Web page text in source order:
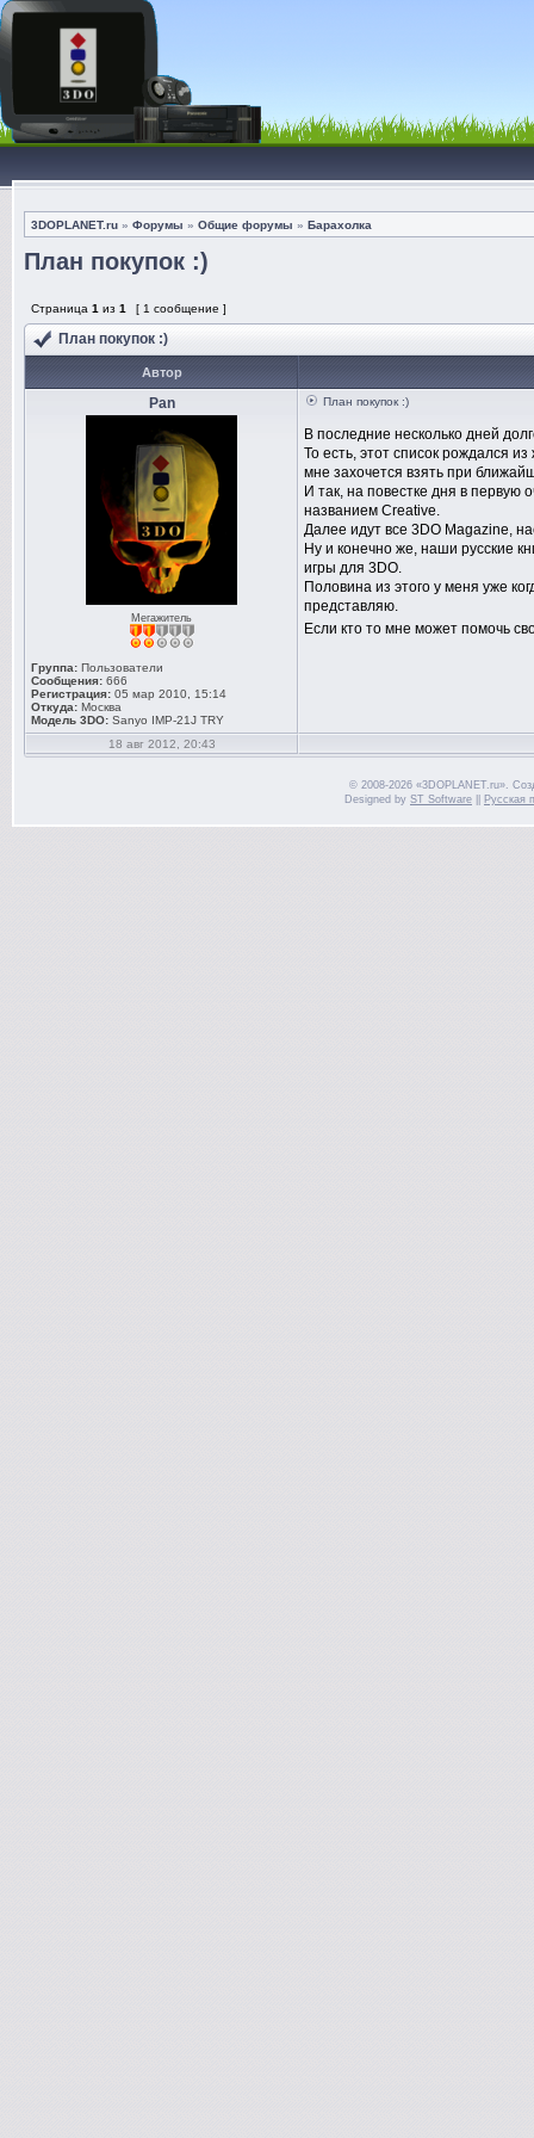
3DOPLANET.ru » Форумы » Общие форумы » Барахолка
План покупок :)
Страница 1 из 1 [ 1 сообщение ]
План покупок :)
Автор
Pan
Мегажитель
Группа: Пользователи
Сообщения: 666
Регистрация: 05 мар 2010, 15:14
Откуда: Москва
Модель 3DO: Sanyo IMP-21J TRY
План покупок :)
В последние несколько дней
То есть, этот список рождался
мне захочется взять при
И так, на повестке дня в первую
названием Creative.
Далее идут все 3DO Magazine,
Ну и конечно же, наши русские
игры для 3DO.
Половина из этого у меня уже
представляю.
Если кто то мне может помочь
18 авг 2012, 20:43
© 2008-2026 «3DOPLANET.ru».
Designed by ST Software Русская